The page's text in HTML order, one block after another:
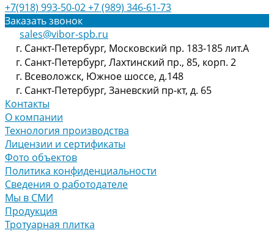
+7(918) 993-50-02+7 (989) 346-61-73
Заказать звонок
sales@vibor-spb.ru
г. Санкт-Петербург, Московский пр. 183-185 лит.А
г. Санкт-Петербург, Лахтинский пр., 85, корп. 2
г. Всеволожск, Южное шоссе, д.148
г. Санкт-Петербург, Заневский пр-кт, д. 65
Контакты
О компании
Технология производства
Лицензии и сертификаты
Фото объектов
Политика конфиденциальности
Сведения о работодателе
Мы в СМИ
Продукция
Тротуарная плитка